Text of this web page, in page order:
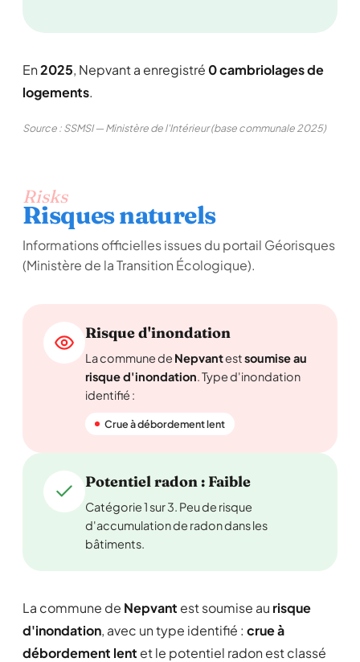
En2025, Nepvant a enregistré 0 cambriolages de
logements.
Source : SSMSI — Ministère de l'Intérieur (base communale 2025)
Risks
Risques naturels
Informations officielles issues du portail Géorisques
(Ministère de la Transition Écologique).
Risque d'inondation
La commune de Nepvantestsoumise au
risque d'inondation. Type d'inondation
identifié :
Crue à débordement lent
Potentiel radon : Faible
Catégorie 1 sur 3. Peu de risque
d'accumulation de radon dans les
bâtiments.
La commune de Nepvant est soumise au risque
d'inondation, avec un type identifié : crue à
débordement lent et le potentiel radon est classé